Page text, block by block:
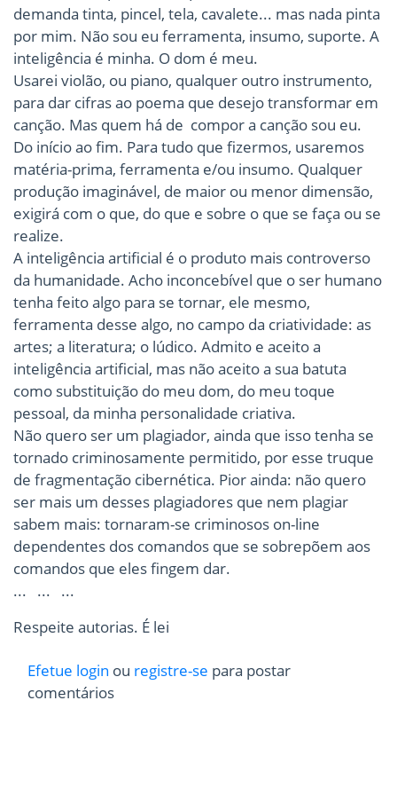
demanda tinta, pincel, tela, cavalete... mas nada pinta
por mim. Não sou eu ferramenta, insumo, suporte. A
inteligência é minha. O dom é meu.
Usarei violão, ou piano, qualquer outro instrumento,
para dar cifras ao poema que desejo transformar em
canção. Mas quem há de compor a canção sou eu.
Do início ao fim. Para tudo que fizermos, usaremos
matéria-prima, ferramenta e/ou insumo. Qualquer
produção imaginável, de maior ou menor dimensão,
exigirá com o que, do que e sobre o que se faça ou se
realize.
A inteligência artificial é o produto mais controverso
da humanidade. Acho inconcebível que o ser humano
tenha feito algo para se tornar, ele mesmo,
ferramenta desse algo, no campo da criatividade: as
artes; a literatura; o lúdico. Admito e aceito a
inteligência artificial, mas não aceito a sua batuta
como substituição do meu dom, do meu toque
pessoal, da minha personalidade criativa.
Não quero ser um plagiador, ainda que isso tenha se
tornado criminosamente permitido, por esse truque
de fragmentação cibernética. Pior ainda: não quero
ser mais um desses plagiadores que nem plagiar
sabem mais: tornaram-se criminosos on-line
dependentes dos comandos que se sobrepõem aos
comandos que eles fingem dar.
... ... ...
Respeite autorias. É lei
Efetue login ou registre-se para postar
comentários